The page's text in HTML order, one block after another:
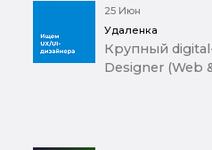
25 Июн
Удаленка
Крупный
Designer (Web